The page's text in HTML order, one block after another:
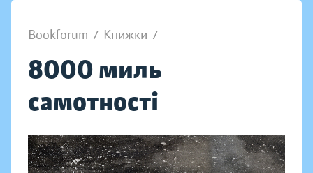
Bookforum / Книжки /
8000 миль
самотності